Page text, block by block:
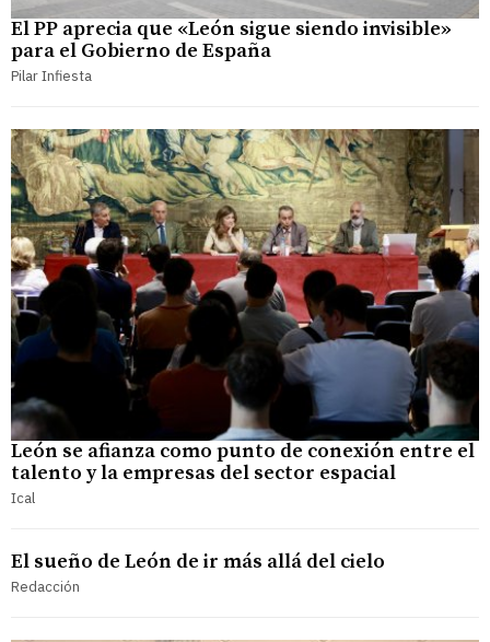
El PP aprecia que «León sigue siendo invisible»
para el Gobierno de España
Pilar Infiesta
León se afianza como punto de conexión entre el
talento y la empresas del sector espacial
Ical
El sueño de León de ir más allá del cielo
Redacción